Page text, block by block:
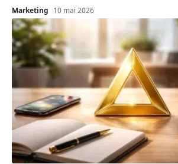
Marketing 10 mai 2026